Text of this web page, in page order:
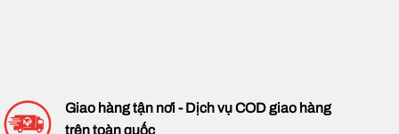
lắp
Giao hàng tận nơi - Dịch vụ COD giao hàng
trên toàn quốc